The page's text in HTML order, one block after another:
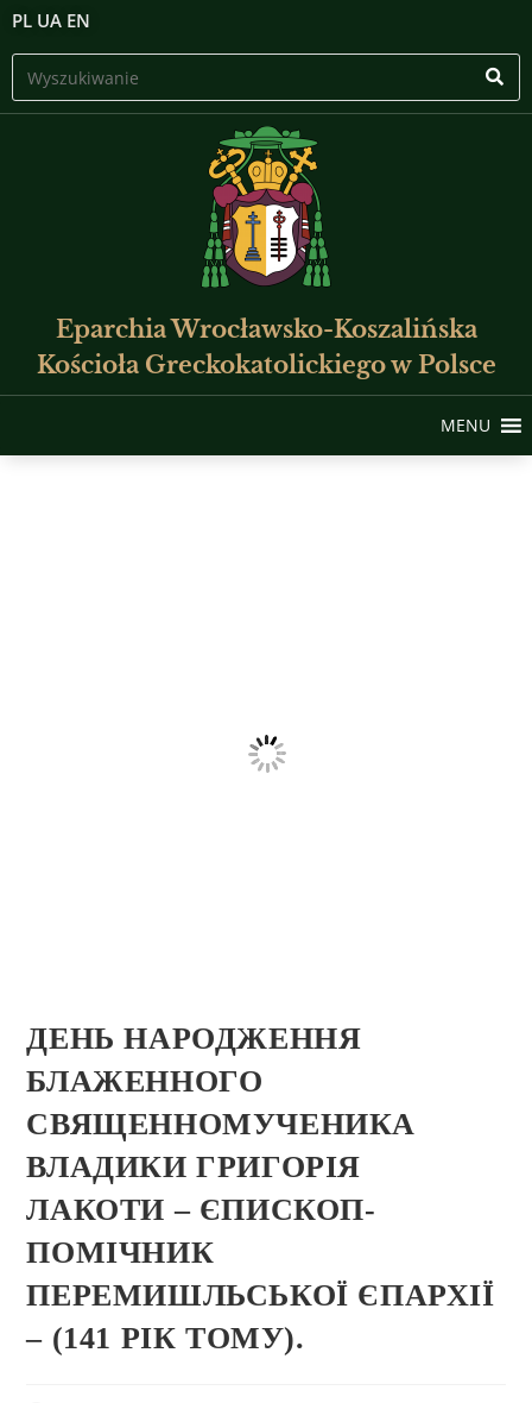
PL UA EN
Eparchia Wrocławsko-Koszalińska
Kościoła Greckokatolickiego w Polsce
MENU
ДЕНЬ НАРОДЖЕННЯ
БЛАЖЕННОГО
СВЯЩЕННОМУЧЕНИКА
ВЛАДИКИ ГРИГОРІЯ
ЛАКОТИ – ЄПИСКОП-
ПОМІЧНИК
ПЕРЕМИШЛЬСЬКОЇ ЄПАРХІЇ
– (141 РІК ТОМУ).